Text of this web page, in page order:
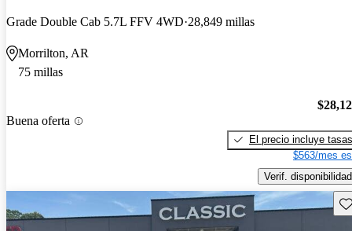
Grade Double Cab 5.7L FFV 4WD 28,849 millas
Morrilton, AR
75 millas
Buena oferta
El precio incluye tasas
$563/mes
Verif. disponibilidad